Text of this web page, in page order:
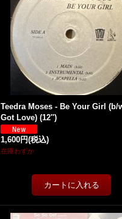
Teedra Moses - Be Your Girl (b/
Got Love) (12'')
1,600円(税込)
在庫わずか